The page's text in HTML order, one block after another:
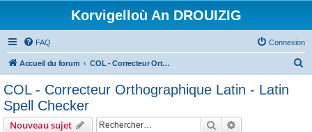
Korvigelloù An DROUIZIG
FAQ Connexion
Accueil du forum COL - Correcteur Orthographique Latin - Latin Spell Checker
COL - Correcteur Orthographique Latin - Latin
Spell Checker
Nouveau sujet Rechercher